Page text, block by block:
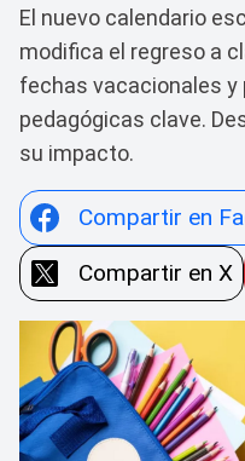
El nuevo calendario
modifica el regreso a
fechas vacacionales y
pedagógicas clave.
su impacto.
Compartir en
Compartir en X